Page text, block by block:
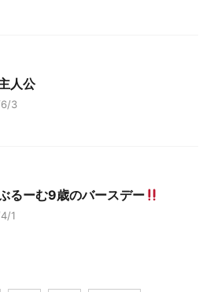
人公
3
るーむ9歳のバースデー
1